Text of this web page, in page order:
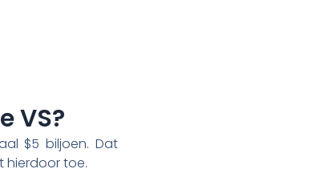
VS?
$5 biljoen. Dat
hierdoor toe.